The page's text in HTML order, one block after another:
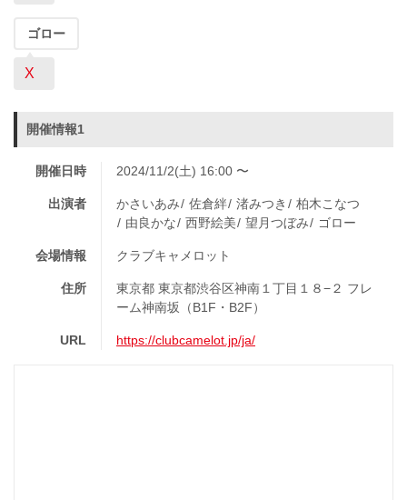
ゴロー
X
開催情報1
開催日時 2024/11/2(土) 16:00 〜
出演者 かさいあみ 佐倉絆 渚みつき
柏木こなつ
由良かな
西野絵美 望月つぼみ ゴロー
会場情報 クラブキャメロット
住所
東京都 東京都渋谷区神南１丁目１８−２ フレ
ーム神南坂（B1F・B2F）
URL https://clubcamelot.jp/ja/